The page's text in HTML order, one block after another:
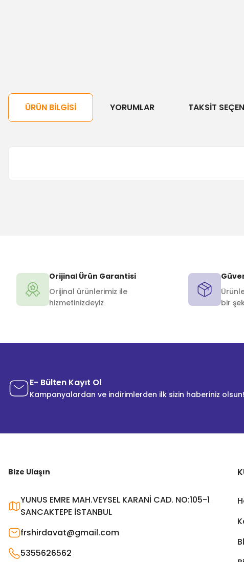
ÜRÜN BILGISI YORUMLAR TAKSIT
Orijinal Ürün Garantisi
Orijinal ürünlerimiz ile
hizmetinizdeyiz
bir
E- Bülten Kayıt Ol
Kampanyalardan ve indirimlerden ilk sizin haberiniz olsun!
Bize Ulaşın
YUNUS EMRE MAH.VEYSEL KARANİ CAD. NO:105-1
SANCAKTEPE İSTANBUL
frshirdavat@gmail.com
5355626562